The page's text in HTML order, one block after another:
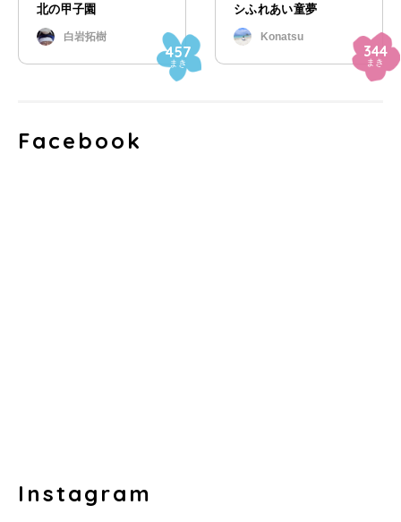
457
まき
北の甲子園
白岩拓樹
344
まき
シふれあい童夢
Konatsu
Facebook
Instagram